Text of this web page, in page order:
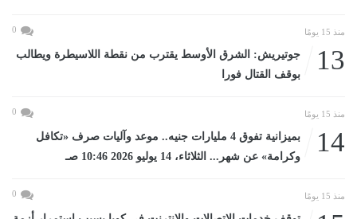
منذ 15 يومًا 0
13
جوتيريش: الشرق الأوسط يقترب من نقطة اللاسيطرة ويطالب
بوقف القتال فورا
منذ 15 يومًا 0
14
بميزانية تفوق 4 مليارات جنيه.. موعد وآليات صرف «تكافل
وكرامة» عن شهر... الثلاثاء، 14 يوليو 2026 10:46 صـ
منذ 15 يومًا 0